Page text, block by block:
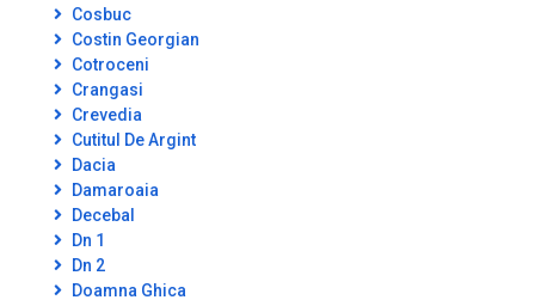
Cosbuc
Costin Georgian
Cotroceni
Crangasi
Crevedia
Cutitul De Argint
Dacia
Damaroaia
Decebal
Dn 1
Dn 2
Doamna Ghica